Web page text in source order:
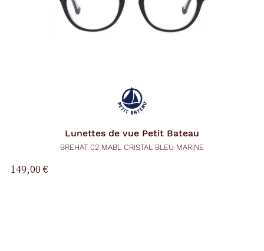
Lunettes de vue Petit Bateau
BREHAT 02 MABL CRISTAL BLEU MARINE
149,00 €